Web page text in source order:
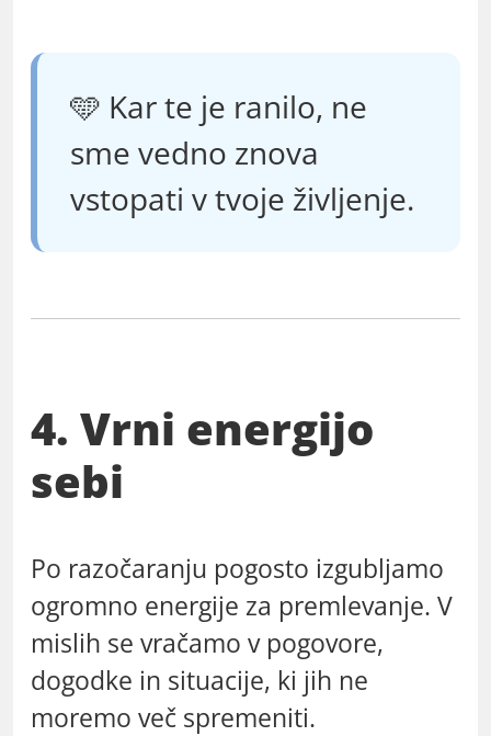
🩵 Kar te je ranilo, ne
sme vedno znova
vstopati v tvoje življenje.
4. Vrni energijo
sebi
Po razočaranju pogosto izgubljamo
ogromno energije za premlevanje. V
mislih se vračamo v pogovore,
dogodke in situacije, ki jih ne
moremo več spremeniti.